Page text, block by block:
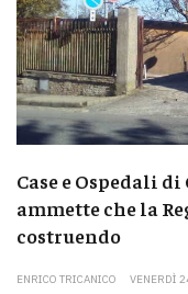
Case e Ospedali
ammette che la
costruendo
ENRICO TRICANICO VENERDÌ